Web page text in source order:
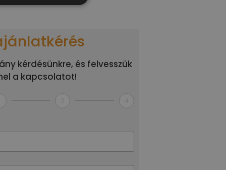
kérdésünkre, és felvesszük
a kapcsolatot!
4